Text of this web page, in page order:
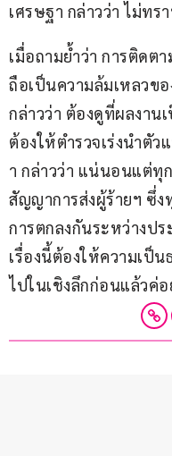
เศรษฐา กล่าวว่า ไม่ทร
เมื่อถามย้ำว่า การติด
ถือเป็นความล้มเหลวข
กล่าวว่า ต้องดูที่ผลงาน
ต้องให้ตำรวจเร่งนำตัว
า กล่าวว่า แน่นอนแต่ทุ
สัญญาการส่งผู้ร้ายฯ ซึ่
การตกลงกันระหว่างป
เรื่องนี้ต้องให้ความเป็
ไปในเชิงลึกก่อนแล้วค่